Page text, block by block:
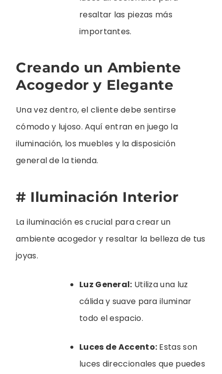
resaltar las piezas más
importantes.
Creando un Ambiente
Acogedor y Elegante
Una vez dentro, el cliente debe sentirse
cómodo y lujoso. Aquí entran en juego la
iluminación, los muebles y la disposición
general de la tienda.
# Iluminación Interior
La iluminación es crucial para crear un
ambiente acogedor y resaltar la belleza de tus
joyas.
Luz General: Utiliza una luz
cálida y suave para iluminar
todo el espacio.
Luces de Accento: Estas son
luces direccionales que puedes